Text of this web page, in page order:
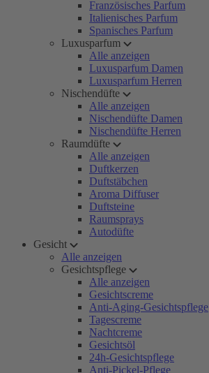
Französisches Parfum
Italienisches Parfum
Spanisches Parfum
Luxusparfum
Alle anzeigen
Luxusparfum Damen
Luxusparfum Herren
Nischendüfte
Alle anzeigen
Nischendüfte Damen
Nischendüfte Herren
Raumdüfte
Alle anzeigen
Duftkerzen
Duftstäbchen
Aroma Diffuser
Duftsteine
Raumsprays
Autodüfte
Gesicht
Alle anzeigen
Gesichtspflege
Alle anzeigen
Gesichtscreme
Anti-Aging-Gesichtspflege
Tagescreme
Nachtcreme
Gesichtsöl
24h-Gesichtspflege
Anti-Pickel-Pflege